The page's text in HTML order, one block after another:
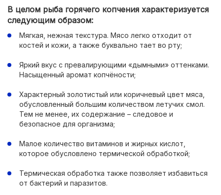
В целом рыба горячего копчения характеризуется
следующим образом:
Мягкая, нежная текстура. Мясо легко отходит от
костей и кожи, а также буквально тает во рту;
Яркий вкус с превалирующими «дымными» оттенками.
Насыщенный аромат копчёности;
Характерный золотистый или коричневый цвет мяса,
обусловленный большим количеством летучих смол.
Тем не менее, их содержание – следовое и
безопасное для организма;
Малое количество витаминов и жирных кислот,
которое обусловлено термической обработкой;
Термическая обработка также позволяет избавиться
от бактерий и паразитов.